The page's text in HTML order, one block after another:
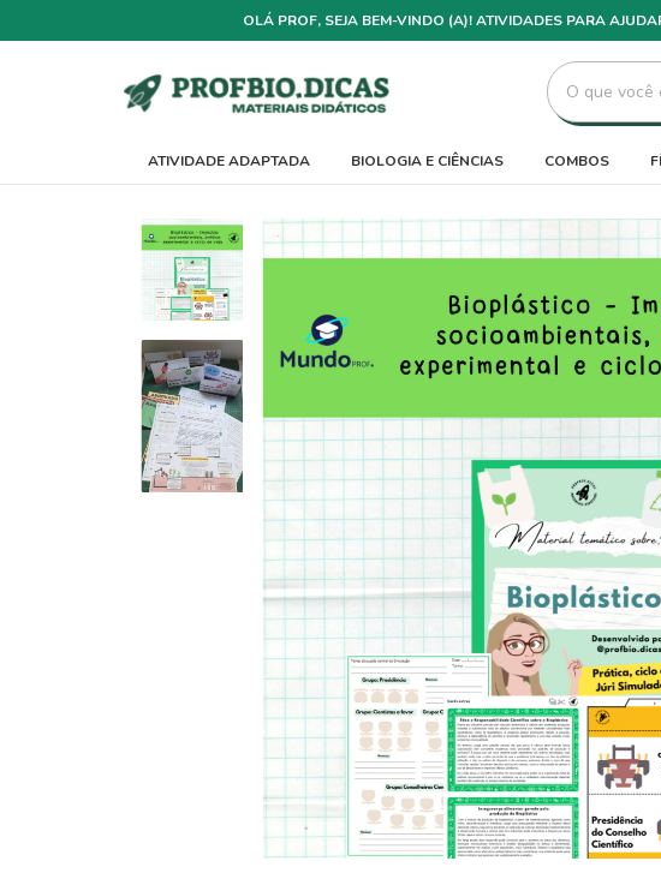
OLÁ PROF, SEJA BEM-VINDO (A)! ATIVIDADES PARA
ATIVIDADE ADAPTADA BIOLOGIA E CIÊNCIAS COMBOS